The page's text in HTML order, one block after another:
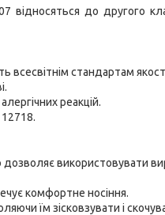
відносяться до другого
всесвітнім стандартам
реакцій.
використовувати
комфортне носіння.
їм зісковзувати і